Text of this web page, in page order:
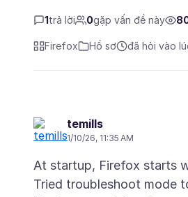
1 trả lời 0gặp vấn đề này
Firefox Hồ sơ đã hỏi vào
temills
1/10/26, 11:35 AM
At startup, Firefox starts
Tried troubleshoot mode